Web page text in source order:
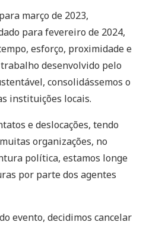
março de 2023,
para fevereiro de 2024,
esforço, proximidade e
desenvolvido pelo
consolidássemos o
instituições locais.
e deslocações, tendo
organizações, no
política, estamos longe
por parte dos agentes
evento, decidimos cancelar